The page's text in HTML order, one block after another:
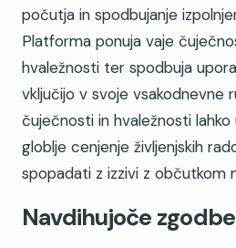
počutja in spodbujanje
Platforma ponuja vaje
hvaležnosti ter spodbuja
vključijo v svoje vsakodnevne
čuječnosti in hvaležnosti lahko
globlje cenjenje življenjskih
spopadati z izzivi z občutkom
Navdihujoče